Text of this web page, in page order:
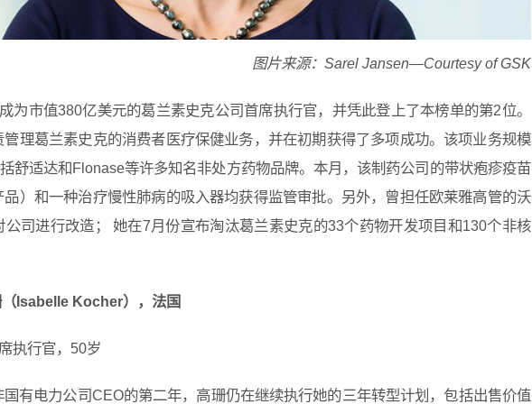
图片来源：Sarel Jansen—Courtesy of GSK
为市值380亿美元的葛兰素史克公司首席执行官，并凭此登上了本榜单的第2位。
理葛兰素史克的消费者医疗保健业务，并在初期获得了多项成功。该项业务规模
舒适达和Flonase等许多知名非处方药物品牌。本月，该制药公司的带状疱疹疫苗
品）和一种治疗慢性肺病的吸入器均获得监管审批。另外，曾担任欧莱雅高管的沃
公司进行改造； 她在7月份宣布淘汰葛兰素史克的33个药物开发项目和130个非核
（Isabelle Kocher），法国
执行官，50岁
有电力公司CEO的第二年，高珊仍在继续执行她的三年转型计划，包括出售价值